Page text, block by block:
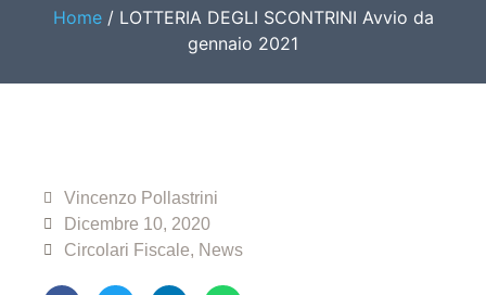
Home/ LOTTERIA DEGLI SCONTRINI Avvio da
gennaio 2021
Vincenzo Pollastrini
Dicembre 10, 2020
Circolari Fiscale, News